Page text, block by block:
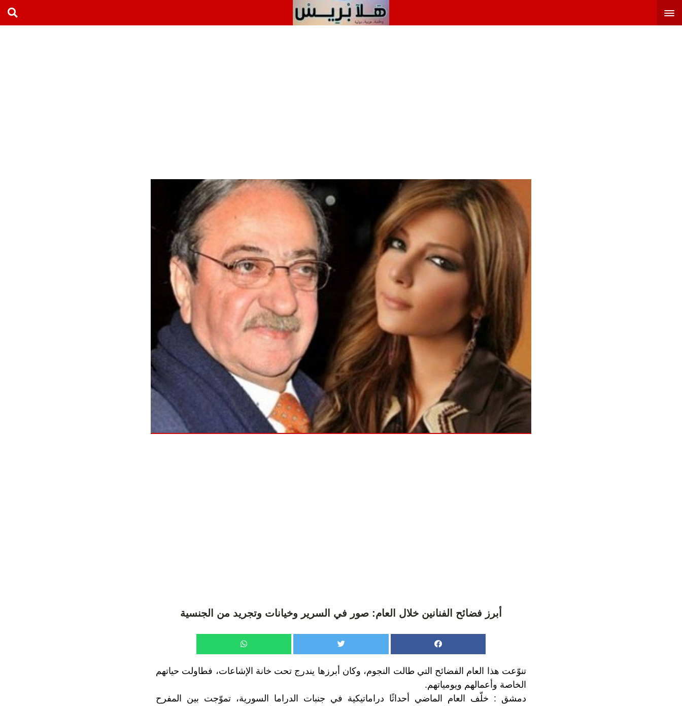
أبرز فضائح الفنانين خلال العام: صور في السرير وخيانات وتجريد من الجنسية
تنوّعت هذا العام الفضائح التي طالت النجوم، وكان أبرزها يندرج تحت خانة الإشاعات، فطاولت حياتهم
الخاصة وأعمالهم ويومياتهم.
دمشق : خلّف العام الماضي أحداثًا دراماتيكية في جنبات الدراما السورية، تموّجت بين المفرح